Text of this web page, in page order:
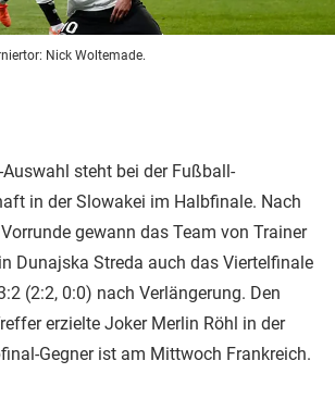
Nick Woltemade.
Auswahl steht bei der Fußball-
in der Slowakei im Halbfinale. Nach
gewann das Team von Trainer
Dunajska Streda auch das Viertelfinale
(2:2, 0:0) nach Verlängerung. Den
erzielte Joker Merlin Röhl in der
Gegner ist am Mittwoch Frankreich.